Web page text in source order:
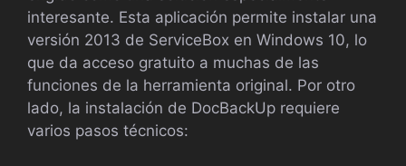
interesante. Esta aplicación permite instalar una
versión 2013 de ServiceBox en Windows 10, lo
que da acceso gratuito a muchas de las
funciones de la herramienta original. Por otro
lado, la instalación de DocBackUp requiere
varios pasos técnicos: